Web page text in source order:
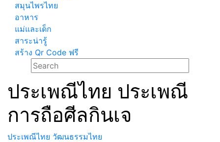
สมุนไพรไทย
อาหาร
แม่และเด็ก
สาระน่ารู้
สร้าง Qr Code ฟรี
ประเพณีไทย ประเพณี
การถือศีลกินเจ
ประเพณีไทย วัฒนธรรมไทย